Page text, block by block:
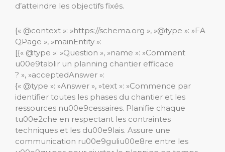
d’atteindre les objectifs fixés.
{« @context »: »https://schema.org », »@type »: »FA
QPage », »mainEntity »:
[{« @type »: »Question », »name »: »Comment
u00e9tablir un planning chantier efficace
? », »acceptedAnswer »:
{« @type »: »Answer », »text »: »Commence par
identifier toutes les phases du chantier et les
ressources nu00e9cessaires. Planifie chaque
tu00e2che en respectant les contraintes
techniques et les du00e9lais. Assure une
communication ru00e9guliu00e8re entre les